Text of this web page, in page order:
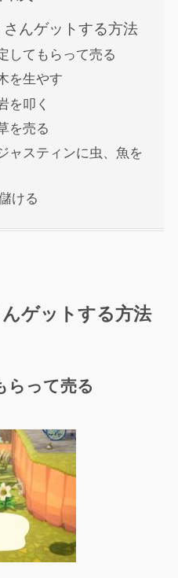
んゲットする方法
してもらって売る
を生やす
を叩く
を売る
ャスティンに虫、魚を
ける
ゲットする方法
らって売る